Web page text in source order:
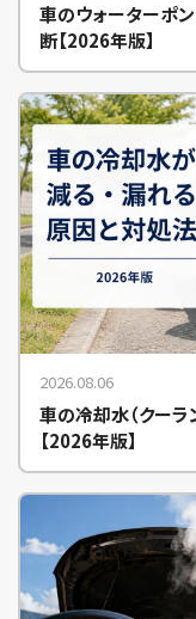
車のウォーターポ
断【2026年版】
2026.08.06
車の冷却水（クーラ
【2026年版】